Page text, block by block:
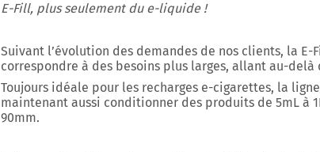
E-Fill, plus seulement du e-liquide !
Suivant l’évolution des demandes de nos clients, la
correspondre à des besoins plus larges, allant au-
Toujours idéale pour les recharges e-cigarettes, la
maintenant aussi conditionner des produits de 5mL à
90mm.